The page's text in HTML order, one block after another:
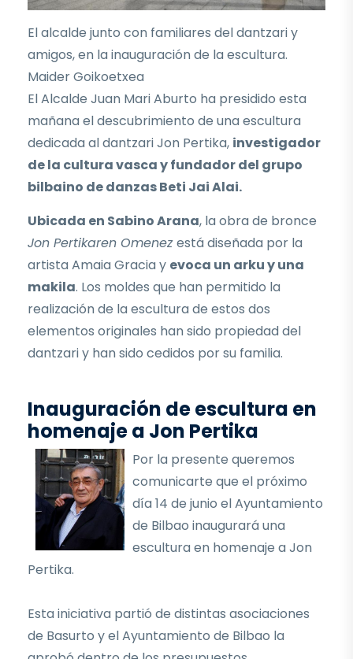
El alcalde junto con familiares del dantzari y
amigos, en la inauguración de la escultura.
Maider Goikoetxea
El Alcalde Juan Mari Aburto ha presidido esta
mañana el descubrimiento de una escultura
dedicada al dantzari Jon Pertika, investigador
de la cultura vasca y fundador del grupo
bilbaino de danzas Beti Jai Alai.
Ubicada en Sabino Arana, la obra de bronce
Jon Pertikaren Omenezestá diseñada por la
artista Amaia Gracia y evoca un arku y una
makila. Los moldes que han permitido la
realización de la escultura de estos dos
elementos originales han sido propiedad del
dantzari y han sido cedidos por su familia.
Inauguración de escultura en
homenaje a Jon Pertika
Por la presente queremos
comunicarte que el próximo
día 14 de junio el Ayuntamiento
de Bilbao inaugurará una
escultura en homenaje a Jon
Pertika.
Esta iniciativa partió de distintas asociaciones
de Basurto y el Ayuntamiento de Bilbao la